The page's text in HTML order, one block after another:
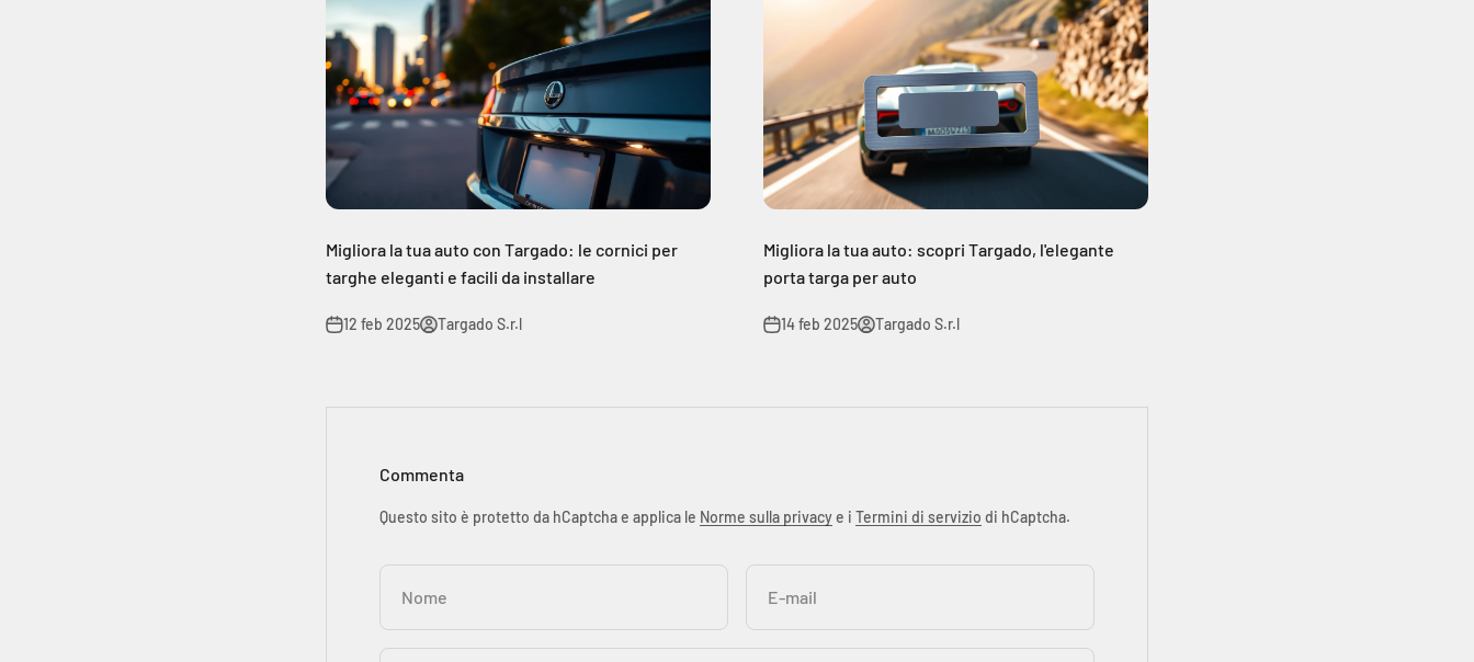
Migliora la tua auto con Targado: le cornici per
targhe eleganti e facili da installare
12 feb 2025 Targado S.r.l
Migliora la tua auto: scopri Targado, l'elegante
porta targa per auto
14 feb 2025 Targado S.r.l
Commenta
Questo sito è protetto da hCaptcha e applica le Norme sulla privacye i Termini di servizio di hCaptcha.
Nome E-mail